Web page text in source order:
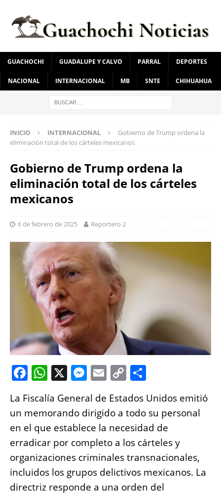
GUACHOCHI GUADALUPE Y CALVO PARRAL DEPORTES
NACIONAL INTERNACIONAL MB SNTE CHIHUAHUA
INICIO INTERNACIONAL
Gobierno de Trump ordena la
eliminación total de los cárteles mexicanos
Gobierno de Trump ordena la
eliminación total de los cárteles
mexicanos
6 de febrero de 2025 Reportero 2
F
c
e
b
o
o
k
W
at
s
A
p
p
X M
e
ss
e
n
g
er
E
ai
l
C
o
p
y
Li
n
k
a
re
La Fiscalía General de Estados Unidos emitió
un memorando dirigido a todo su personal
en el que establece la necesidad de
erradicar por completo a los cárteles y
organizaciones criminales transnacionales,
incluidos los grupos delictivos mexicanos. La
directriz responde a una orden del